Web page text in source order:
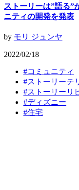
ストーリーは”語る”
ニティの開発を発表
by モリ ジュンヤ
2022/02/18
#コミュニティ
#ストーリーテ
#ストーリーリ
#ディズニー
#住宅